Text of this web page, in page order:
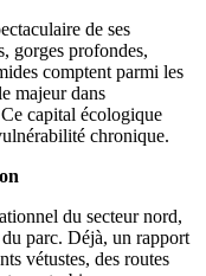
de ses
gorges profondes,
comptent parmi les
majeur dans
capital écologique
chronique.
du secteur nord,
parc. Déjà, un rapport
vétustes, des routes